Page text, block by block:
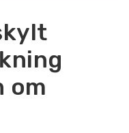
om